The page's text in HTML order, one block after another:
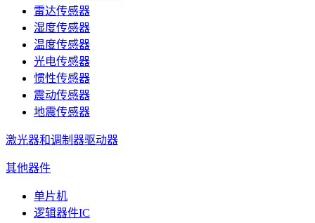
雷达传感器
湿度传感器
温度传感器
光电传感器
惯性传感器
震动传感器
地震传感器
激光器和调制器驱动器
其他器件
单片机
逻辑器件IC